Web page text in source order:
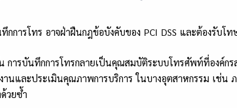
การบันทึกการโทรกลายเป็นคุณสมบัติระบบโทรศัพท์ที่องค์ก
นและประเมินคุณภาพการบริการ ในบางอุตสาหกรรม เช่น
วยซ้ำ